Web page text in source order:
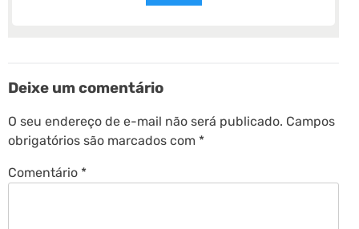
Deixe um comentário
O seu endereço de e-mail não será publicado. Campos
obrigatórios são marcados com *
Comentário *